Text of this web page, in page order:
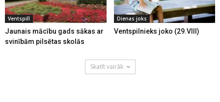
Ventspilī
Jaunais mācību gads sākas ar
svinībām pilsētas skolās
Dienas joks
Ventspilnieks joko (29.VIII)
Skatīt vairāk